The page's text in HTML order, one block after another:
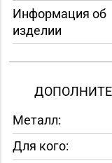
Информация об
изделии
Металл:
Для кого: